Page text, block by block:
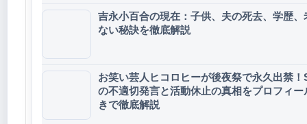
吉永小百合の現在：子供、夫の死去、学歴、
ない秘訣を徹底解説
お笑い芸人ヒコロヒーが後夜祭で永久出禁！
の不適切発言と活動休止の真相をプロフィー
きで徹底解説